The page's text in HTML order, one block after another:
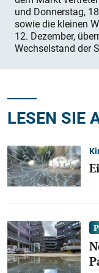
und Donnerstag,
sowie die kleinen
12. Dezember,
Wechselstand der
LESEN SIE